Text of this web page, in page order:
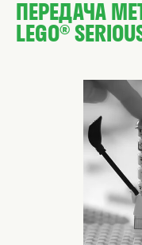
ПЕРЕДАЧА
LEGO®